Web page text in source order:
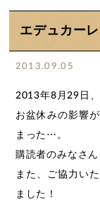
エデュカー
2013.09.05
2013年8月29日
お盆休みの影響
まった⋯。
購読者のみなさん
また、ご協力い
ました！